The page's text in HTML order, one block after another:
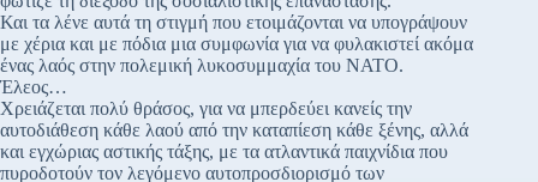
Και τα λένε αυτά τη στιγμή που ετοιμάζονται να υπογράψουν
με χέρια και με πόδια μια συμφωνία για να φυλακιστεί ακόμα
ένας λαός στην πολεμική λυκοσυμμαχία του ΝΑΤΟ.
Έλεος…
Χρειάζεται πολύ θράσος, για να μπερδεύει κανείς την
αυτοδιάθεση κάθε λαού από την καταπίεση κάθε ξένης, αλλά
και εγχώριας αστικής τάξης, με τα ατλαντικά παιχνίδια που
πυροδοτούν τον λεγόμενο αυτοπροσδιορισμό των